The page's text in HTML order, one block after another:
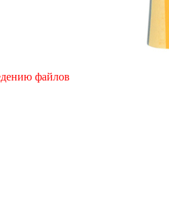
файлов